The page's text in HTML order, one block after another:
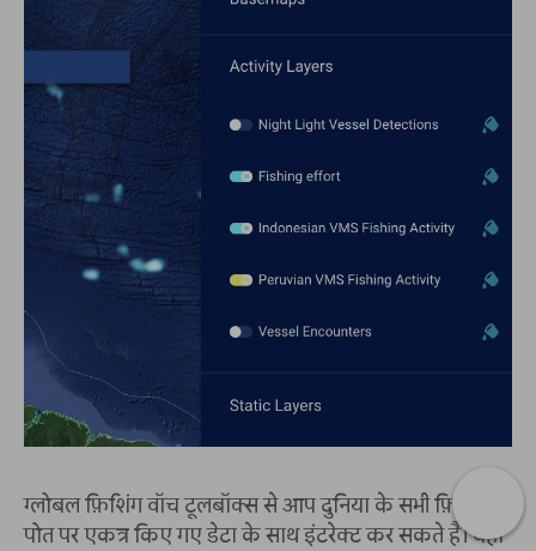
ग्लोबल फ़िशिंग वॉच टूलबॉक्स से आप दुनिया के सभी फ़िशिंग
पोत पर एकत्र किए गए डेटा के साथ इंटरेक्ट कर सकते हैं। यहाँ